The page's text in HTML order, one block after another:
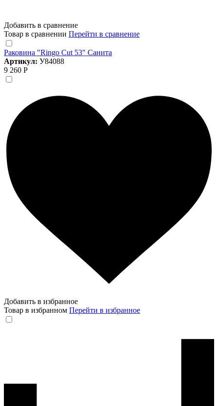
Добавить в сравнение
Товар в сравнении Перейти в сравнение
Раковина "Ringo Cut 53" Санита
Артикул: У84088
9 260 Р
Добавить в избранное
Товар в избранном Перейти в избранное